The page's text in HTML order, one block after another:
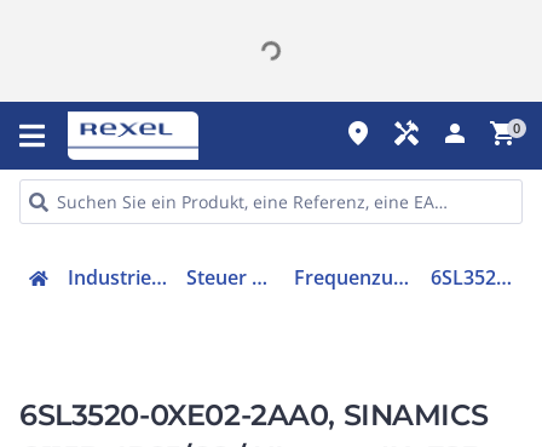
place handyman person shopping_cart0
Industriekomponenten Steuer & Regelgeräte Frequenzumrichter =< 1 kV 6SL35200XE022AA0
6SL3520-0XE02-2AA0, SINAMICS